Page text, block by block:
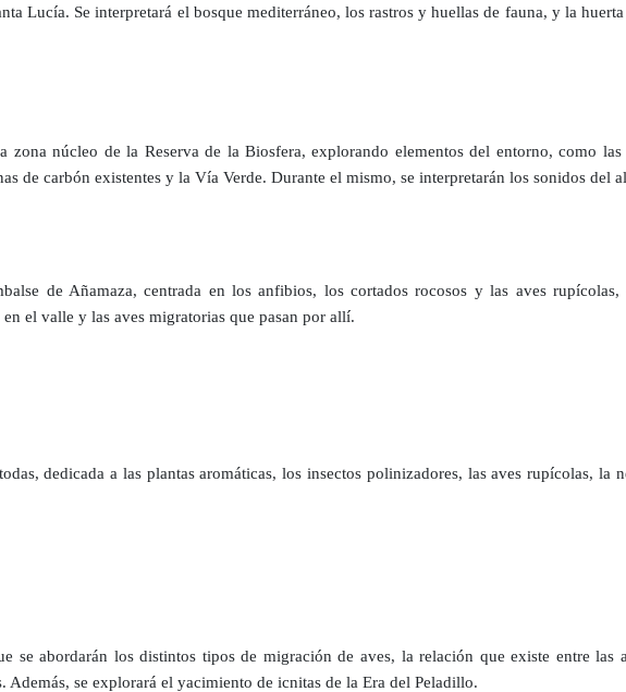
Lucía. Se interpretará el bosque mediterráneo, los rastros y huellas de fauna, y la
zona núcleo de la Reserva de la Biosfera, explorando elementos del entorno, como
de carbón existentes y la Vía Verde. Durante el mismo, se interpretarán los sonidos del
de Añamaza, centrada en los anfibios, los cortados rocosos y las aves
el valle y las aves migratorias que pasan por allí.
dedicada a las plantas aromáticas, los insectos polinizadores, las aves rupícolas,
se abordarán los distintos tipos de migración de aves, la relación que existe entre
Además, se explorará el yacimiento de icnitas de la Era del Peladillo.